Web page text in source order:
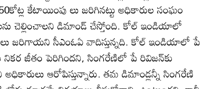
కేటాయింపు లు జరిగినట్టు అధికారుల సంఘం
చెల్లించాలని డిమాండ్‌ చేస్తోంది. కోల్‌ ఇండియాలో
జరిగాయని సీఎంఓఏ వాదిస్తున్నది. కోల్‌ ఇండియాలో పే
నికర జీతం పెరిగిందని, సింగరేణిలో పే రివిజన్‌కు
ఆరోపిస్తున్నారు. తమ డిమాండ్లన్నీ సింగరేణి